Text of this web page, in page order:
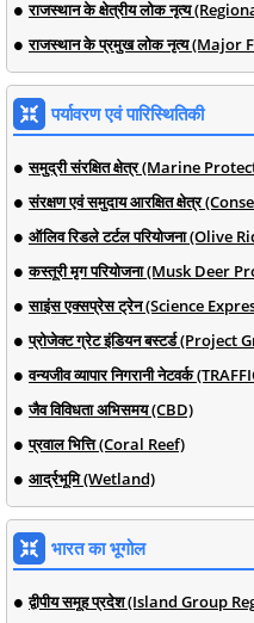
राजस्थान के क्षेत्रीय लोक नृत्य
राजस्थान के प्रमुख लोक नृत्य
पर्यावरण एवं पारिस्थितिकी
समुद्री संरक्षित क्षेत्र (Marine
संरक्षण एवं समुदाय आरक्षित क्षेत्र
ऑलिव रिडले टर्टल परियोजना
कस्तूरी मृग परियोजना (Musk Deer
साइंस एक्सप्रेस ट्रेन (Science
प्रोजेक्ट ग्रेट इंडियन बस्टर्ड
वन्यजीव व्यापार निगरानी नेटवर्क
जैव विविधता अभिसमय (CBD)
प्रवाल भित्ति (Coral Reef)
आर्द्रभूमि (Wetland)
भारत का भूगोल
द्वीपीय समूह प्रदेश (Island Group